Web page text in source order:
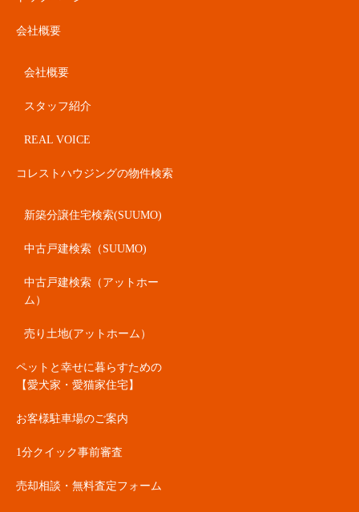
会社概要
会社概要
スタッフ紹介
REAL VOICE
コレストハウジングの物件検索
新築分譲住宅検索(SUUMO)
中古戸建検索（SUUMO)
中古戸建検索（アットホー
ム）
売り土地(アットホーム）
ペットと幸せに暮らすための
【愛犬家・愛猫家住宅】
お客様駐車場のご案内
1分クイック事前審査
売却相談・無料査定フォーム